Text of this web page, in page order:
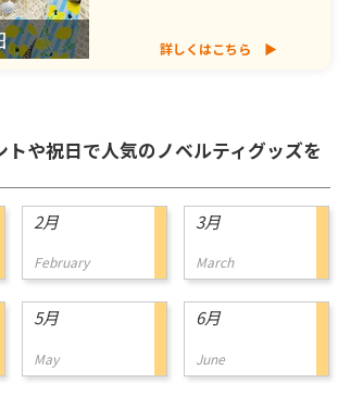
詳しくはこちら
トや祝日で人気のノベルティグッズを
2月
February
3月
March
5月
May
6月
June